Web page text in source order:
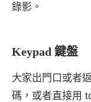
錄影。
Keypad 鍵盤
大家出門口或者
碼，或者直接用